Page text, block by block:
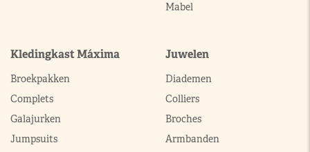
Mabel
Kledingkast Máxima
Broekpakken
Complets
Galajurken
Jumpsuits
Juwelen
Diademen
Colliers
Broches
Armbanden